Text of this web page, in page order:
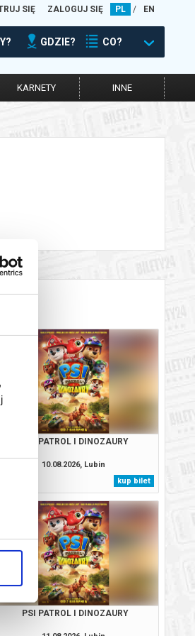
SIĘ ZALOGUJ SIĘ PL / EN
GDZIE? CO?
KARNETY INNE
PSI PATROL I DINOZAURY
10.08.2026, Lubin
kup bilet
PSI PATROL I DINOZAURY